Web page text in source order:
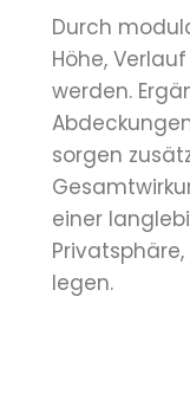
Durch
Höhe,
werden.
sorgen
einer
legen.